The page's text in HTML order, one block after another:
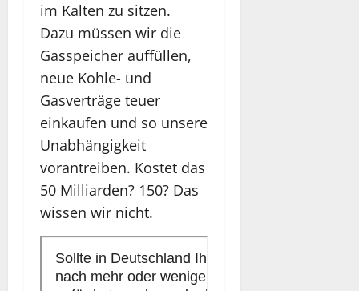
im Kalten zu sitzen.
Dazu müssen wir die
Gasspeicher auffüllen,
neue Kohle- und
Gasverträge teuer
einkaufen und so unsere
Unabhängigkeit
vorantreiben. Kostet das
50 Milliarden? 150? Das
wissen wir nicht.